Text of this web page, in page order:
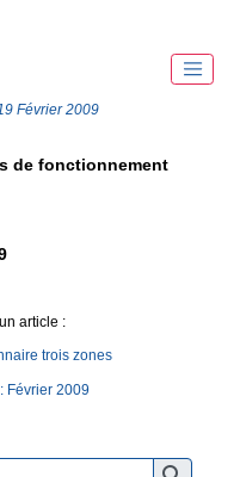
Février 2009
de fonctionnement
article :
trois zones
Février 2009